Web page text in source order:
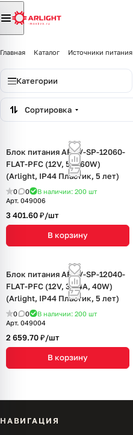
Главная Каталог Источники питания
Категории
Сортировка
Блок питания ARPV-SP-12060-
FLAT-PFC (12V, 5A, 60W)
(Arlight, IP44 Пластик, 5 лет)
0 0 В наличии: 200 шт
Арт. 049006
3 401.60 ₽/шт
В корзину
Блок питания ARPV-SP-12040-
FLAT-PFC (12V, 3.34A, 40W)
(Arlight, IP44 Пластик, 5 лет)
0 0 В наличии: 200 шт
Арт. 049004
2 659.70 ₽/шт
В корзину
НАВИГАЦИЯ